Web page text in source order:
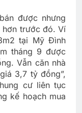
được nhưng
hơn trước đó. Ví
tại Mỹ Đình
tháng 9 được
Vẫn căn nhà
3,7 tỷ đồng”,
cư liên tục
kế hoạch mua